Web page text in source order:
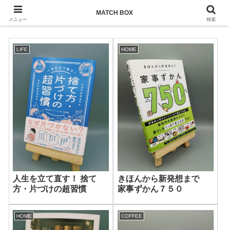
MATCH BOX
LIFE
人生を立て直す！ 捨て
方・片づけの超習慣
HOME
きほんから新発想まで
家事ずかん７５０
HOME COFFEE
メニュー
MATCH BOX
検索